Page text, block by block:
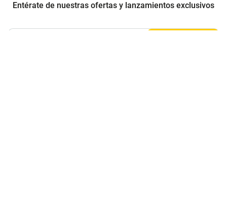
Entérate de nuestras ofertas y lanzamientos exclusivos